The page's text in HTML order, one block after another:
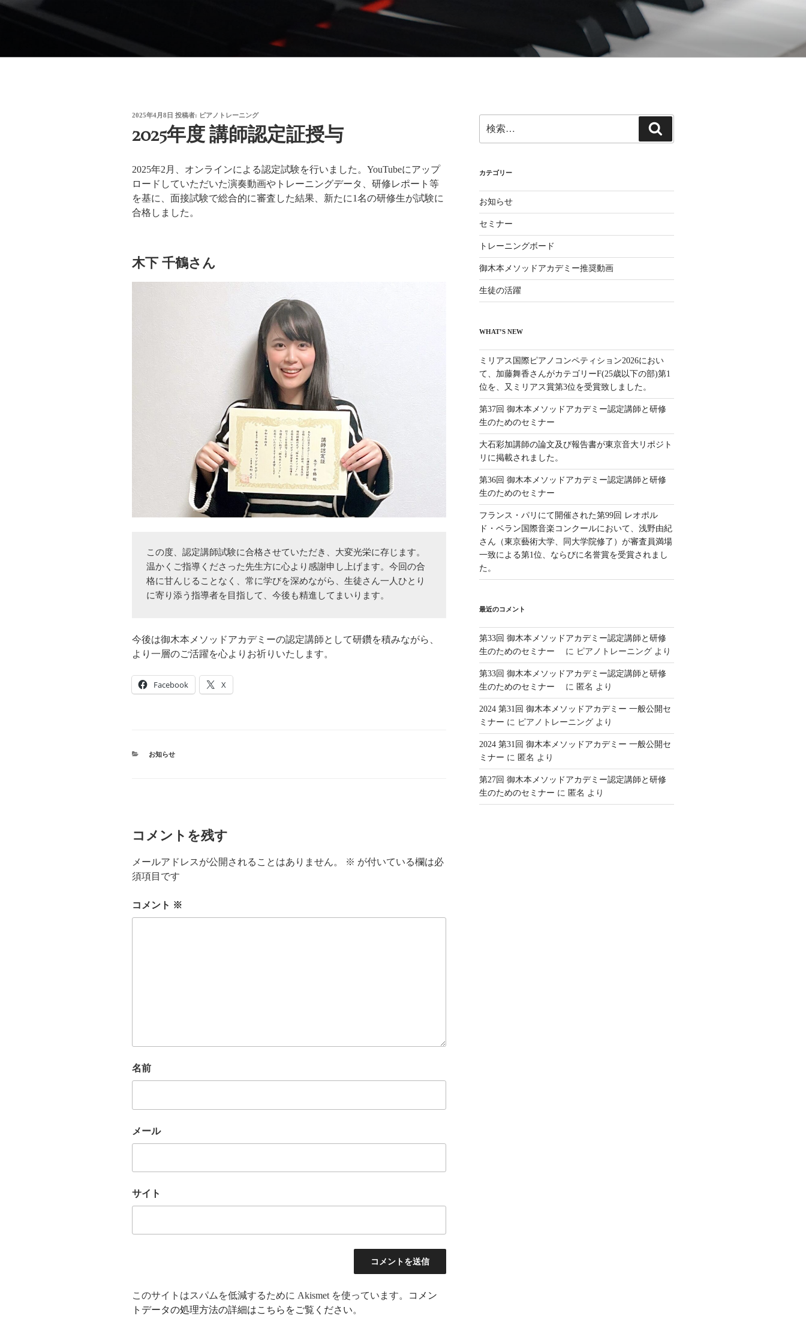
コ
脳や筋肉をトレーニングしながら奏法を学び、美しい音と自然で優れたテクニックを身に付けてゆく「御木本メソッド」の公式ウェ
投
日:
2025年4月8日 投稿者: ピアノトレーニング
2025年度 講師認定証授与
2025年2月、オンラインによる認定試験を行いました。YouTubeにアップ
ロードしていただいた演奏動画やトレーニングデータ、研修レポート等
を基に、面接試験で総合的に審査した結果、新たに1名の研修生が試験に
合格しました。
木下 千鶴さん
この度、認定講師試験に合格させていただき、大変光栄に存じます。
温かくご指導くださった先生方に心より感謝申し上げます。今回の合
格に甘んじることなく、常に学びを深めながら、生徒さん一人ひとり
に寄り添う指導者を目指して、今後も精進してまいります。
今後は御木本メソッドアカデミーの認定講師として研鑽を積みながら、
より一層のご活躍を心よりお祈りいたします。
Facebook X
カ
お知らせ
コメントを残す
メールアドレスが公開されることはありません。 ※ が付いている欄は必
須項目です
コメント ※
名前
メール
サイト
このサイトはスパムを低減するために Akismet を使っています。
コメン
トデータの処理方法の詳細はこちらをご覧ください。
索:
索
カテゴリー
お知らせ
セミナー
トレーニングボード
御木本メソッドアカデミー推奨動画
生徒の活躍
WHAT’S NEW
ミリアス国際ピアノコンペティション2026におい
て、加藤舞香さんがカテゴリーF(25歳以下の部)第1
位を、又ミリアス賞第3位を受賞致しました。
第37回 御木本メソッドアカデミー認定講師と研修
生のためのセミナー
大石彩加講師の論文及び報告書が東京音大リポジト
リに掲載されました。
第36回 御木本メソッドアカデミー認定講師と研修
生のためのセミナー
フランス・パリにて開催された第99回 レオポル
ド・ベラン国際音楽コンクールにおいて、浅野由紀
さん（東京藝術大学、同大学院修了）が審査員満場
一致による第1位、ならびに名誉賞を受賞されまし
た。
最近のコメント
第33回 御木本メソッドアカデミー認定講師と研修
生のためのセミナー
に ピアノトレーニングより
第33回 御木本メソッドアカデミー認定講師と研修
生のためのセミナー
に 匿名 より
2024 第31回 御木本メソッドアカデミー 一般公開セ
ミナー に ピアノトレーニングより
2024 第31回 御木本メソッドアカデミー 一般公開セ
ミナー に 匿名 より
第27回 御木本メソッドアカデミー認定講師と研修
生のためのセミナー に 匿名 より